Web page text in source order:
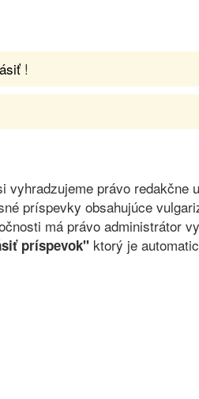
!
vyhradzujeme právo redakčne
príspevky obsahujúce
má právo administrátor
príspevok"ktorý je